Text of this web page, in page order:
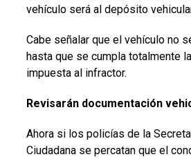
vehículo será al depósito
Cabe señalar que el vehículo no
hasta que se cumpla totalmente
impuesta al infractor.
Revisarán documentación
Ahora si los policías de la
Ciudadana se percatan que el